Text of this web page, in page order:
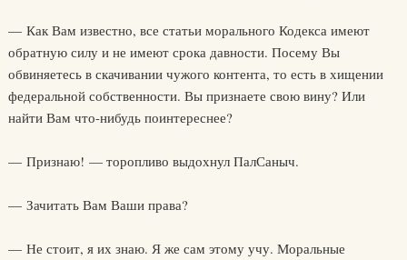
— Как Вам известно, все статьи морального Кодекса имеют
обратную силу и не имеют срока давности. Посему Вы
обвиняетесь в скачивании чужого контента, то есть в хищении
федеральной собственности. Вы признаете свою вину? Или
найти Вам что-нибудь поинтереснее?
— Признаю! — торопливо выдохнул ПалСаныч.
— Зачитать Вам Ваши права?
— Не стоит, я их знаю. Я же сам этому учу. Моральные